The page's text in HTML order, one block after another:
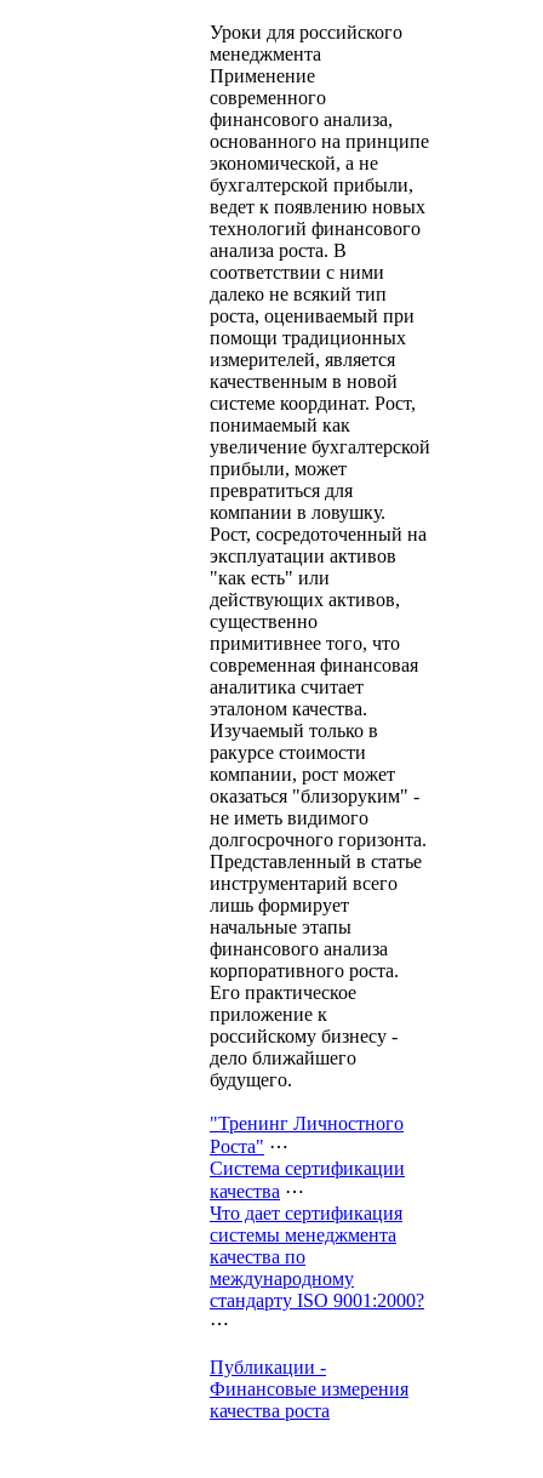
Уроки для российского
менеджмента
Применение
современного
финансового анализа,
основанного на принципе
экономической, а не
бухгалтерской прибыли,
ведет к появлению новых
технологий финансового
анализа роста. В
соответствии с ними
далеко не всякий тип
роста, оцениваемый при
помощи традиционных
измерителей, является
качественным в новой
системе координат. Рост,
понимаемый как
увеличение бухгалтерской
прибыли, может
превратиться для
компании в ловушку.
Рост, сосредоточенный на
эксплуатации активов
"как есть" или
действующих активов,
существенно
примитивнее того, что
современная финансовая
аналитика считает
эталоном качества.
Изучаемый только в
ракурсе стоимости
компании, рост может
оказаться "близоруким" -
не иметь видимого
долгосрочного горизонта.
Представленный в статье
инструментарий всего
лишь формирует
начальные этапы
финансового анализа
корпоративного роста.
Его практическое
приложение к
российскому бизнесу -
дело ближайшего
будущего.
"Тренинг Личностного
Роста" ⋯
Система сертификации
качества ⋯
Что дает сертификация
системы менеджмента
качества по
международному
стандарту ISO 9001:2000?
⋯
Публикации -
Финансовые измерения
качества роста